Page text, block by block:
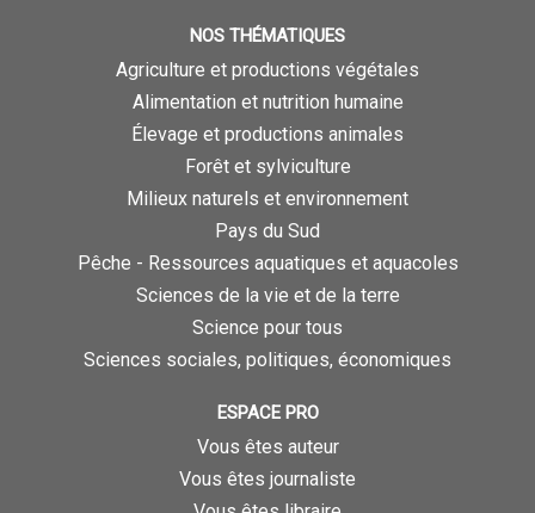
NOS THÉMATIQUES
Agriculture et productions végétales
Alimentation et nutrition humaine
Élevage et productions animales
Forêt et sylviculture
Milieux naturels et environnement
Pays du Sud
Pêche - Ressources aquatiques et aquacoles
Sciences de la vie et de la terre
Science pour tous
Sciences sociales, politiques, économiques
ESPACE PRO
Vous êtes auteur
Vous êtes journaliste